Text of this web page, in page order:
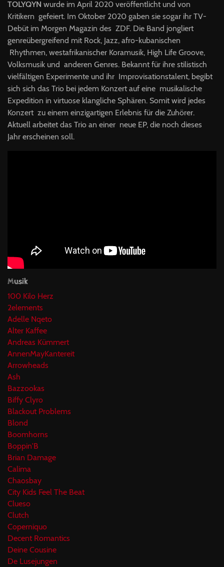
TOLYQYN wurde im April 2020 veröffentlicht und von
Kritikern gefeiert. Im Oktober 2020 gaben sie sogar ihr TV-
Debüt im Morgen Magazin des ZDF. Die Band jongliert
genreübergreifend mit Rock, Jazz, afro-kubanischen
Rhythmen, westafrikanischer Koramusik, High Life Groove,
Volksmusik und anderen Genres. Bekannt für ihre stilistisch
vielfältigen Experimente und ihr Improvisationstalent, begibt
sich sich das Trio bei jedem Konzert auf eine musikalische
Expedition in virtuose klangliche Sphären. Somit wird jedes
Konzert zu einem einzigartigen Erlebnis für die Zuhörer.
Aktuell arbeitet das Trio an einer neue EP, die noch dieses
Jahr erscheinen soll.
Musik
100 Kilo Herz
2elements
Adelle Nqeto
Alter Kaffee
Andreas Kümmert
AnnenMayKantereit
Arrowheads
Ash
Bazzookas
Biffy Clyro
Blackout Problems
Blond
Boomhorns
Boppin'B
Brian Damage
Calima
Chaosbay
City Kids Feel The Beat
Clueso
Clutch
Coperniquo
Decent Romantics
Deine Cousine
De Lusejungen